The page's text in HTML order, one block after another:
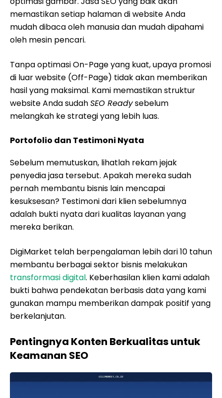
memastikan setiap halaman di website Anda
mudah dibaca oleh manusia dan mudah dipahami
oleh mesin pencari.
Tanpa optimasi On-Page yang kuat, upaya promosi
di luar website (Off-Page) tidak akan memberikan
hasil yang maksimal. Kami memastikan struktur
website Anda sudahSEO Readysebelum
melangkah ke strategi yang lebih luas.
Portofolio dan Testimoni Nyata
Sebelum memutuskan, lihatlah rekam jejak
penyedia jasa tersebut. Apakah mereka sudah
pernah membantu bisnis lain mencapai
kesuksesan? Testimoni dari klien sebelumnya
adalah bukti nyata dari kualitas layanan yang
mereka berikan.
DigiMarket telah berpengalaman lebih dari 10 tahun
membantu berbagai sektor bisnis melakukan
transformasi digital. Keberhasilan klien kami adalah
bukti bahwa pendekatan berbasis data yang kami
gunakan mampu memberikan dampak positif yang
berkelanjutan.
Pentingnya Konten Berkualitas untuk
Keamanan SEO